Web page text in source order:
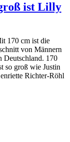
ist Lilly
170 cm ist die
von Männern
Deutschland. 170
so groß wie Justin
Richter-Röhl